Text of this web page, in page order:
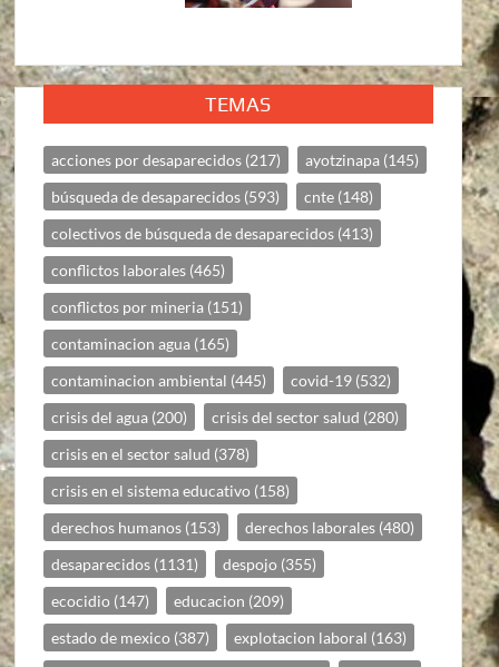
TEMAS
acciones por desaparecidos (217) ayotzinapa (145)
búsqueda de desaparecidos (593) cnte (148)
colectivos de búsqueda de desaparecidos (413)
conflictos laborales (465)
conflictos por mineria (151)
contaminacion agua (165)
contaminacion ambiental (445) covid-19 (532)
crisis del agua (200) crisis del sector salud (280)
crisis en el sector salud (378)
crisis en el sistema educativo (158)
derechos humanos (153) derechos laborales (480)
desaparecidos (1131) despojo (355)
ecocidio (147) educacion (209)
estado de mexico (387) explotacion laboral (163)